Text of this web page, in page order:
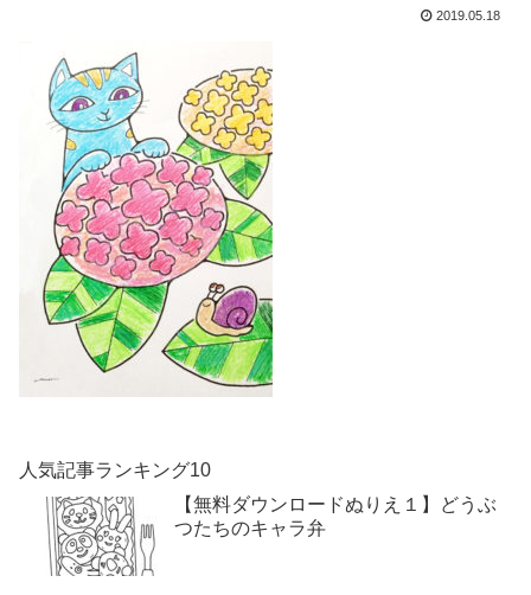
2019.05.18
人気記事ランキング10
【無料ダウンロードぬりえ１】どうぶ
つたちのキャラ弁